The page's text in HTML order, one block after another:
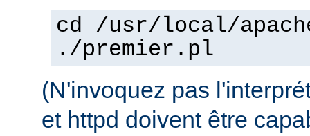
cd /usr/local/
./premier.pl
(N'invoquez pas
et httpd doivent être